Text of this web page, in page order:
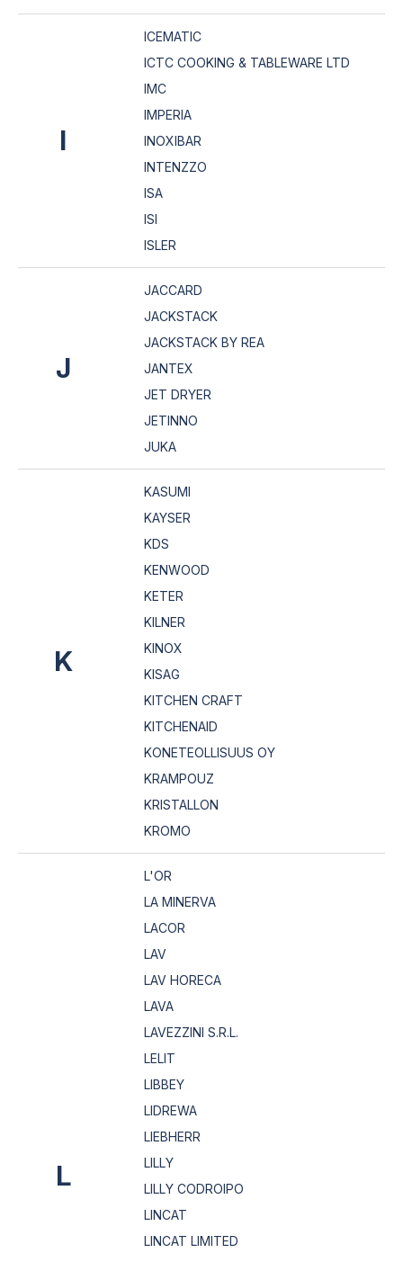
I
ICEMATIC
ICTC COOKING & TABLEWARE LTD
IMC
IMPERIA
INOXIBAR
INTENZZO
ISA
ISI
ISLER
J
JACCARD
JACKSTACK
JACKSTACK BY REA
JANTEX
JET DRYER
JETINNO
JUKA
K
KASUMI
KAYSER
KDS
KENWOOD
KETER
KILNER
KINOX
KISAG
KITCHEN CRAFT
KITCHENAID
KONETEOLLISUUS OY
KRAMPOUZ
KRISTALLON
KROMO
L
L'OR
LA MINERVA
LACOR
LAV
LAV HORECA
LAVA
LAVEZZINI S.R.L.
LELIT
LIBBEY
LIDREWA
LIEBHERR
LILLY
LILLY CODROIPO
LINCAT
LINCAT LIMITED